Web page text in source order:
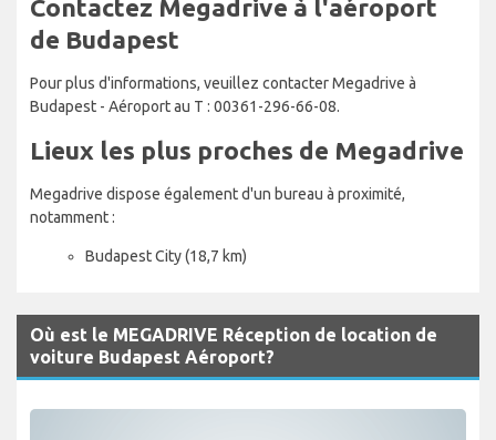
Contactez Megadrive à l'aéroport
de Budapest
Pour plus d'informations, veuillez contacter Megadrive à
Budapest - Aéroport au T : 00361-296-66-08.
Lieux les plus proches de Megadrive
Megadrive dispose également d'un bureau à proximité,
notamment :
Budapest City (18,7 km)
Où est le MEGADRIVE Réception de location de
voiture Budapest Aéroport?